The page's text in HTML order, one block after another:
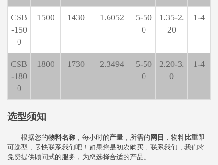
CSB
-150
0
1500 1430 1.6052
5-50
0
1.35-2.
20
1-4
CSB
-180
0
1800 1730 2.3494
5-50
0
2.20-3.
0
1-4
选型须知
根据您的物料名称 ，每小时的产量 ，所需的 网目 ，物料 比重即
可选型，尽快联系我们吧！如果您是初次购买，联系我们，我们将
免费提供顾问式的服务，为您选择合适的产品。